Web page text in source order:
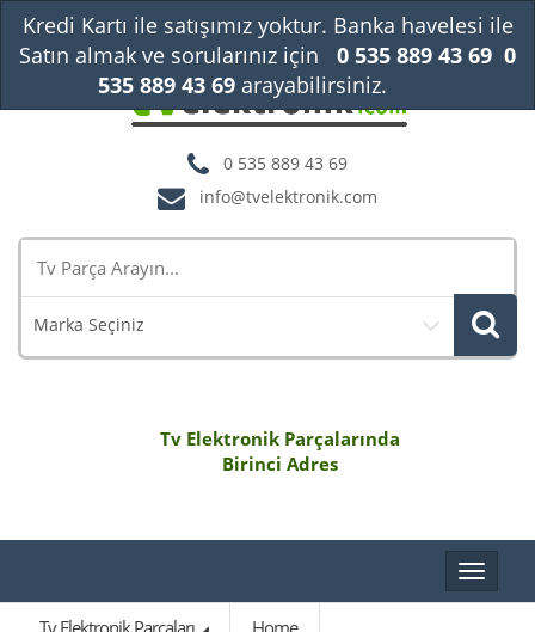
0 535 889 43 69
info@tvelektronik.com
Marka Seçiniz
Tv Elektronik Parçalarında
Birinci Adres
Toggle
Tv Elektronik Parçaları
Home
Kredi Kartı ile satışımız yoktur. Banka havelesi ile
Satın almak ve sorularınız için
0 535 889 43 69 0
535 889 43 69arayabilirsiniz.